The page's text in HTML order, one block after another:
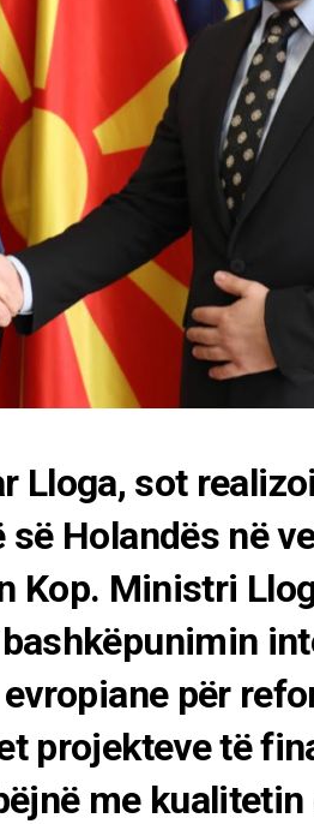
Lloga, sot
Holandës në
Kop. Ministri
për
projekteve të
me kualitetin